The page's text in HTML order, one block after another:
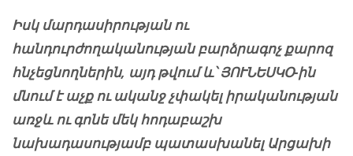
Իսկ մարդասիրության ու
հանդուրժողականության բարձրագոչ քարոզ
հնչեցնողներին, այդ թվում և՝ ՅՈՒՆԵՍԿՕ-ին
մնում է աչք ու ականջ չփակել իրականության
առջև ու գոնե մեկ հոդաբաշխ
նախադասությամբ պատասխանել Արցախի